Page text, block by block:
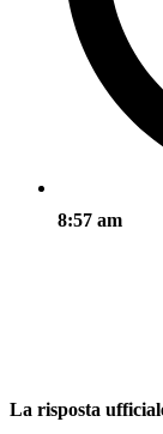
8:57 am
La risposta